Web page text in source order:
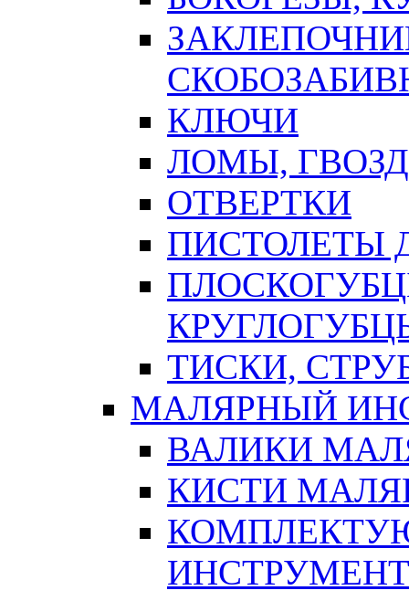
КЛЮЧИ
ЛОМЫ,
ОТВЕРТКИ
ПИСТОЛЕТЫ
ТИСКИ,
МАЛЯРНЫЙ
ВАЛИКИ
КИСТИ